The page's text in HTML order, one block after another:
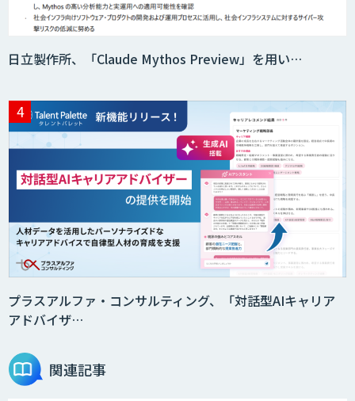
AIエージェント構築支援サービス
スクレイプPro
SAT
DX推進のパートナーに「ジンベイ 生成
AI・DXコンサルティング」
日立製作所、「Claude Mythos Preview」を用い…
プラスアルファ・コンサルティング、「対話型AIキャリア
アドバイザ…
関連記事